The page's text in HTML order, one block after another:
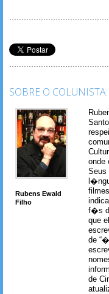
SOBRE O COLUNISTA:
Rubens Ewald
Filho
onde
Seus
f�s
que
de
de